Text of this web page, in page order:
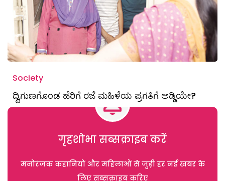
Society
ದ್ವಿಗುಣಗೊಂಡ ಹೆರಿಗೆ ರಜೆ ಮಹಿಳೆಯ ಪ್ರಗತಿಗೆ ಅಡ್ಡಿಯೇ?
गृहशोभा सब्सक्राइब करें
मनोरंजक कहानियों और महिलाओं से जुड़ी हर नई खबर के
लिए सब्सक्राइब करिए